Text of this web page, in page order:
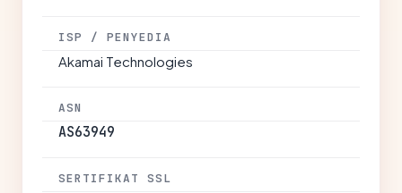
ISP / PENYEDIA
Akamai Technologies
ASN
AS63949
SERTIFIKAT SSL